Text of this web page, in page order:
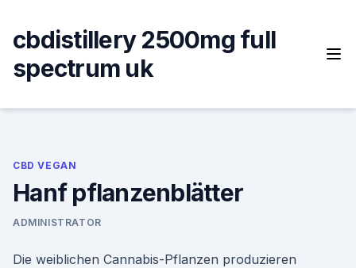
content
cbdistillery 2500mg full
spectrum uk
CBD VEGAN
Hanf pflanzenblätter
ADMINISTRATOR
Die weiblichen Cannabis-Pflanzen produzieren